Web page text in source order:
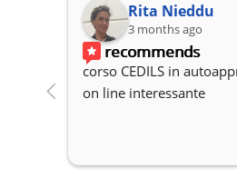
Rita Nieddu
3 months ago
recommends
corso CEDILS in
on line interessante